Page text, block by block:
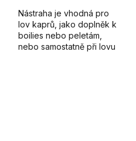
Nástraha je vhodná pro
lov kaprů, jako doplněk k
boilies nebo peletám,
nebo samostatně při lovu